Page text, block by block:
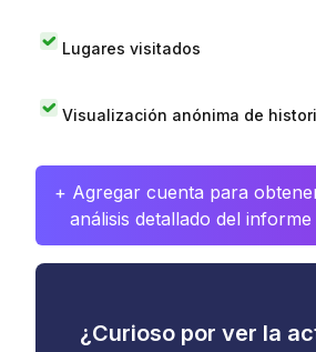
Lugares visitados
Visualización anónima de
+ Agregar cuenta para
análisis detallado del
¿Curioso por ver la